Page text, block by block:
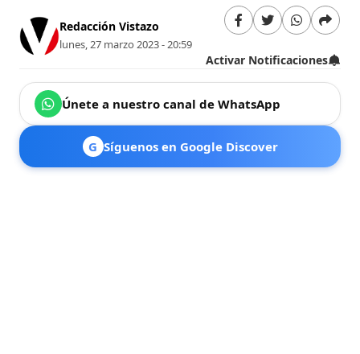
Redacción Vistazo
lunes, 27 marzo 2023 - 20:59
Activar Notificaciones
Únete a nuestro canal de WhatsApp
G Síguenos en Google Discover